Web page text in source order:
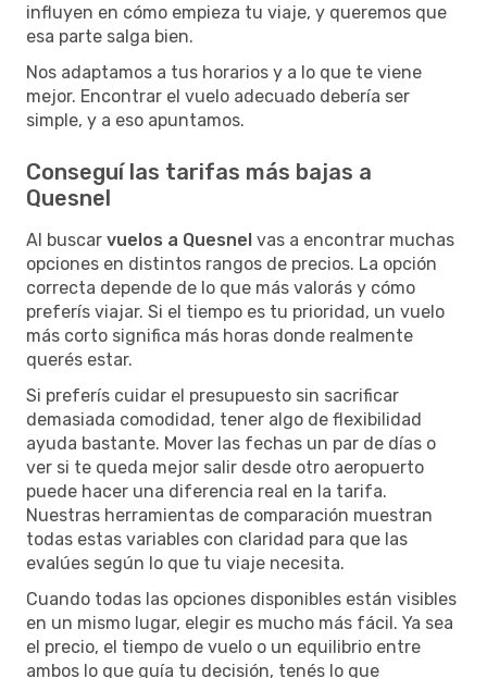
influyen en cómo empieza tu viaje, y queremos que
esa parte salga bien.
Nos adaptamos a tus horarios y a lo que te viene
mejor. Encontrar el vuelo adecuado debería ser
simple, y a eso apuntamos.
Conseguí las tarifas más bajas a
Quesnel
Al buscar vuelos a Quesnel vas a encontrar muchas
opciones en distintos rangos de precios. La opción
correcta depende de lo que más valorás y cómo
preferís viajar. Si el tiempo es tu prioridad, un vuelo
más corto significa más horas donde realmente
querés estar.
Si preferís cuidar el presupuesto sin sacrificar
demasiada comodidad, tener algo de flexibilidad
ayuda bastante. Mover las fechas un par de días o
ver si te queda mejor salir desde otro aeropuerto
puede hacer una diferencia real en la tarifa.
Nuestras herramientas de comparación muestran
todas estas variables con claridad para que las
evalúes según lo que tu viaje necesita.
Cuando todas las opciones disponibles están visibles
en un mismo lugar, elegir es mucho más fácil. Ya sea
el precio, el tiempo de vuelo o un equilibrio entre
ambos lo que guía tu decisión, tenés lo que